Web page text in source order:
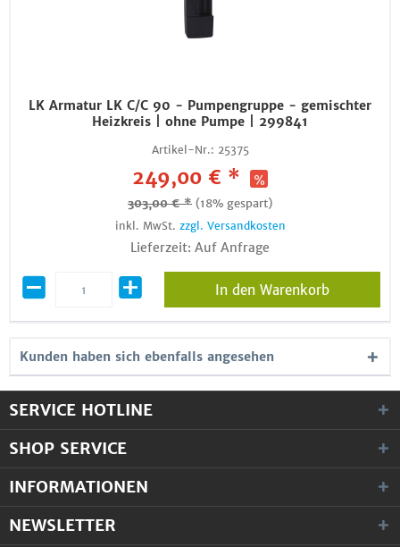
LK Armatur LK C/C 90 - Pumpengruppe - gemischter
Heizkreis | ohne Pumpe | 299841
Artikel-Nr.: 25375
249,00 € *
303,00 € * (18% gespart)
inkl. MwSt. zzgl. Versandkosten
Lieferzeit: Auf Anfrage
In den Warenkorb
Kunden haben sich ebenfalls angesehen
SERVICE HOTLINE
SHOP SERVICE
INFORMATIONEN
NEWSLETTER